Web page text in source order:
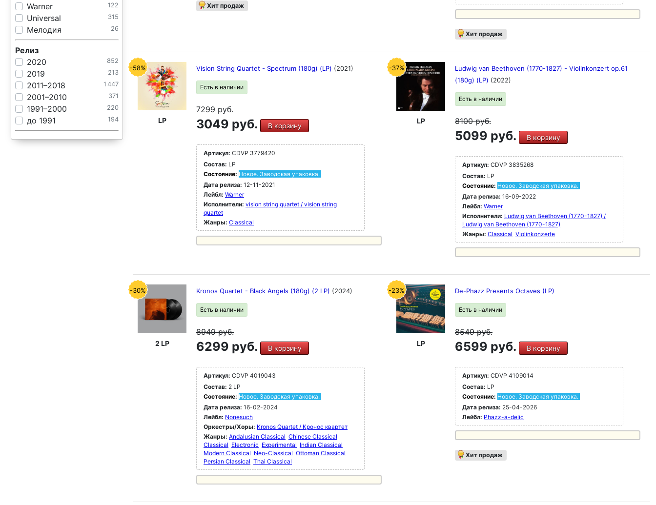
Warner 122
Universal 315
Мелодия 26
Релиз
2020
852
2019 213
2011–2018 1 447
2001–2010 371
1991–2000 220
до 1991 194
Хит продаж
Хит продаж
-58%
LP
Vision String Quartet - Spectrum (180g) (LP) (2021)
Есть в наличии
7299руб.
3049 руб. В корзину
Артикул: CDVP 3779420
Состав: LP
Состояние: Новое. Заводская упаковка.
Дата релиза: 12-11-2021
Лейбл: Warner
Исполнители: vision string quartet / vision string
quartet
Жанры: Classical
-37%
LP
Ludwig van Beethoven (1770-1827) - Violinkonzert op.61
(180g) (LP) (2022)
Есть в наличии
8100руб.
5099 руб. В корзину
Артикул: CDVP 3835268
Состав: LP
Состояние: Новое. Заводская упаковка.
Дата релиза: 16-09-2022
Лейбл: Warner
Исполнители: Ludwig van Beethoven (1770-1827) /
Ludwig van Beethoven (1770-1827)
Жанры: Classical Violinkonzerte
-30%
2 LP
Kronos Quartet - Black Angels (180g) (2 LP) (2024)
Есть в наличии
8949руб.
6299 руб. В корзину
Артикул: CDVP 4019043
Состав: 2 LP
Состояние: Новое. Заводская упаковка.
Дата релиза: 16-02-2024
Лейбл: Nonesuch
Оркестры/Хоры: Kronos Quartet / Кронос квартет
Жанры: Andalusian Classical Chinese Classical
Classical Electronic Experimental Indian Classical
Modern Classical Neo-Classical Ottoman Classical
Persian Classical Thai Classical
-23%
LP
De-Phazz Presents Octaves (LP)
Есть в наличии
8549руб.
6599 руб. В корзину
Артикул: CDVP 4109014
Состав: LP
Состояние: Новое. Заводская упаковка.
Дата релиза: 25-04-2026
Лейбл: Phazz-a-delic
Хит продаж